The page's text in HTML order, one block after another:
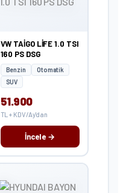
VW TAİGO LİFE 1.0 TSI
160 PS DSG
Benzin
Otomatik
SUV
51.900
TL + KDV/Ay'dan
İncele →